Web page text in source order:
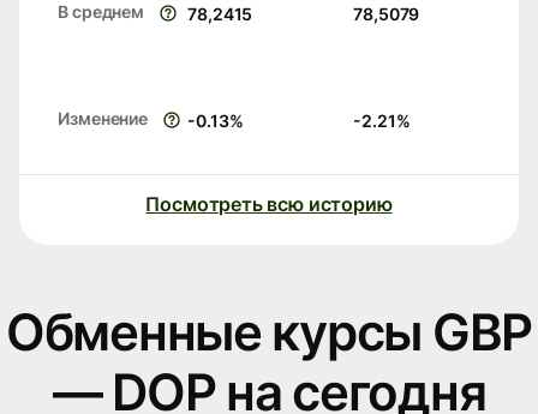
В среднем 78,2415 78,5079
Изменение -0.13% -2.21%
Посмотреть всю историю
Обменные курсы GBP
— DOP на сегодня